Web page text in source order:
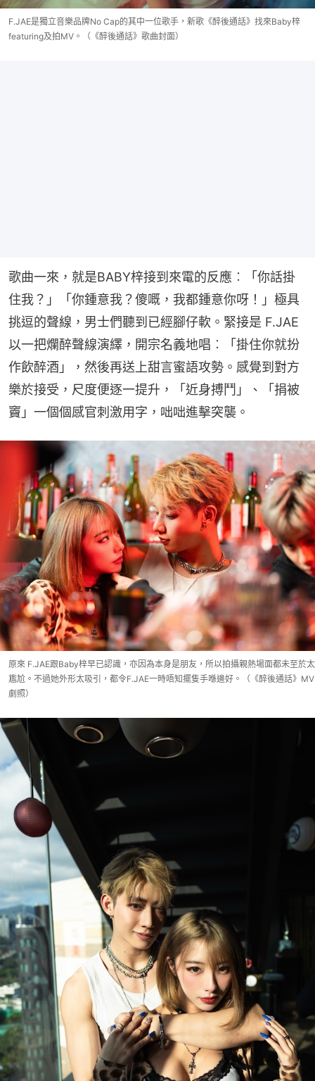
F.JAE是獨立音樂品牌No Cap的其中一位歌手，新歌《醉後通話》找來Baby梓
featuring及拍MV。（《醉後通話》歌曲封面）
歌曲一來，就是BABY梓接到來電的反應︰「你話掛
住我？」「你鍾意我？傻嘅，我都鍾意你呀！」極具
挑逗的聲線，男士們聽到已經腳仔軟。緊接是 F.JAE
以一把爛醉聲線演繹，開宗名義地唱︰「掛住你就扮
作飲醉酒」，然後再送上甜言蜜語攻勢。感覺到對方
樂於接受，尺度便逐一提升，「近身搏鬥」、「捐被
竇」一個個感官刺激用字，咄咄進擊突襲。
原來 F.JAE跟Baby梓早已認識，亦因為本身是朋友，所以拍攝親熱場面都未至於太
尷尬。不過她外形太吸引，都令F.JAE一時唔知擺隻手喺邊好。（《醉後通話》MV
劇照）